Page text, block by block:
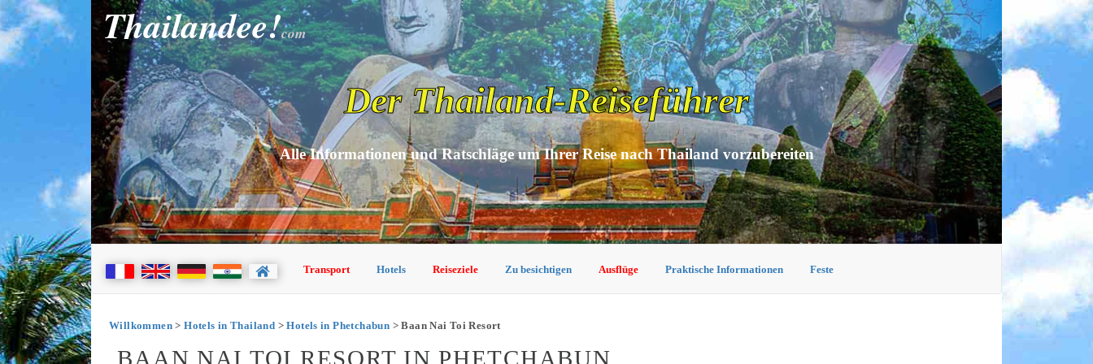
Thailandee!com
Der Thailand-Reiseführer
Alle Informationen und Ratschläge um Ihrer Reise nach Thailand vorzubereiten
Transport Hotels Reiseziele Zu besichtigen Ausflüge Praktische Informationen Feste
Willkommen>Hotels in Thailand >Hotels in Phetchabun > Baan Nai Toi Resort
BAAN NAI TOI RESORT IN PHETCHABUN